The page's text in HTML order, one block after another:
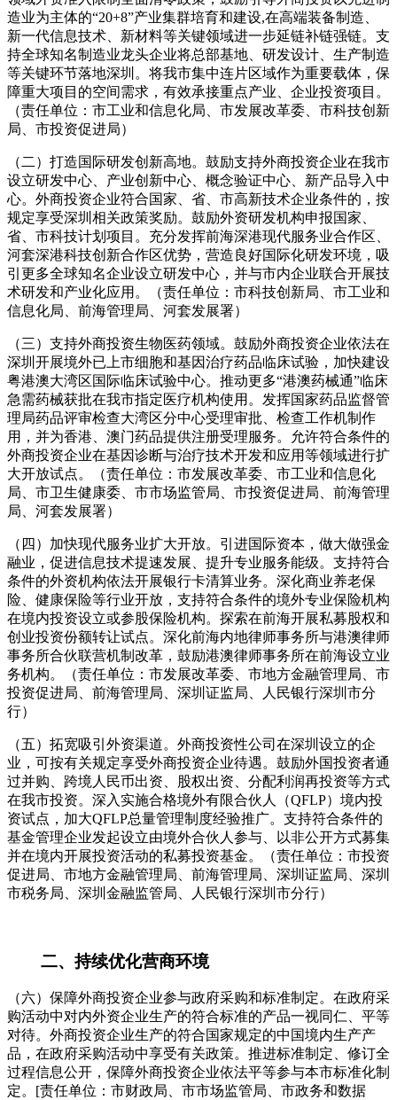
造业为主体的“20+8”产业集群培育和建设,在高端装备制造、
新一代信息技术、新材料等关键领域进一步延链补链强链。支
持全球知名制造业龙头企业将总部基地、研发设计、生产制造
等关键环节落地深圳。将我市集中连片区域作为重要载体，保
障重大项目的空间需求，有效承接重点产业、企业投资项目。
（责任单位：市工业和信息化局、市发展改革委、市科技创新
局、市投资促进局）
（二）打造国际研发创新高地。鼓励支持外商投资企业在我市
设立研发中心、产业创新中心、概念验证中心、新产品导入中
心。外商投资企业符合国家、省、市高新技术企业条件的，按
规定享受深圳相关政策奖励。鼓励外资研发机构申报国家、
省、市科技计划项目。充分发挥前海深港现代服务业合作区、
河套深港科技创新合作区优势，营造良好国际化研发环境，吸
引更多全球知名企业设立研发中心，并与市内企业联合开展技
术研发和产业化应用。（责任单位：市科技创新局、市工业和
信息化局、前海管理局、河套发展署）
（三）支持外商投资生物医药领域。鼓励外商投资企业依法在
深圳开展境外已上市细胞和基因治疗药品临床试验，加快建设
粤港澳大湾区国际临床试验中心。推动更多“港澳药械通”临床
急需药械获批在我市指定医疗机构使用。发挥国家药品监督管
理局药品评审检查大湾区分中心受理审批、检查工作机制作
用，并为香港、澳门药品提供注册受理服务。允许符合条件的
外商投资企业在基因诊断与治疗技术开发和应用等领域进行扩
大开放试点。（责任单位：市发展改革委、市工业和信息化
局、市卫生健康委、市市场监管局、市投资促进局、前海管理
局、河套发展署）
（四）加快现代服务业扩大开放。引进国际资本，做大做强金
融业，促进信息技术提速发展、提升专业服务能级。支持符合
条件的外资机构依法开展银行卡清算业务。深化商业养老保
险、健康保险等行业开放，支持符合条件的境外专业保险机构
在境内投资设立或参股保险机构。探索在前海开展私募股权和
创业投资份额转让试点。深化前海内地律师事务所与港澳律师
事务所合伙联营机制改革，鼓励港澳律师事务所在前海设立业
务机构。（责任单位：市发展改革委、市地方金融管理局、市
投资促进局、前海管理局、深圳证监局、人民银行深圳市分
行）
（五）拓宽吸引外资渠道。外商投资性公司在深圳设立的企
业，可按有关规定享受外商投资企业待遇。鼓励外国投资者通
过并购、跨境人民币出资、股权出资、分配利润再投资等方式
在我市投资。深入实施合格境外有限合伙人（QFLP）境内投
资试点，加大QFLP总量管理制度经验推广。支持符合条件的
基金管理企业发起设立由境外合伙人参与、以非公开方式募集
并在境内开展投资活动的私募投资基金。（责任单位：市投资
促进局、市地方金融管理局、前海管理局、深圳证监局、深圳
市税务局、深圳金融监管局、人民银行深圳市分行）
二、持续优化营商环境
（六）保障外商投资企业参与政府采购和标准制定。在政府采
购活动中对内外资企业生产的符合标准的产品一视同仁、平等
对待。外商投资企业生产的符合国家规定的中国境内生产产
品，在政府采购活动中享受有关政策。推进标准制定、修订全
过程信息公开，保障外商投资企业依法平等参与本市标准化制
定。[责任单位：市财政局、市市场监管局、市政务和数据